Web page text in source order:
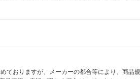
ておりますが、メーカーの都合等により、商品